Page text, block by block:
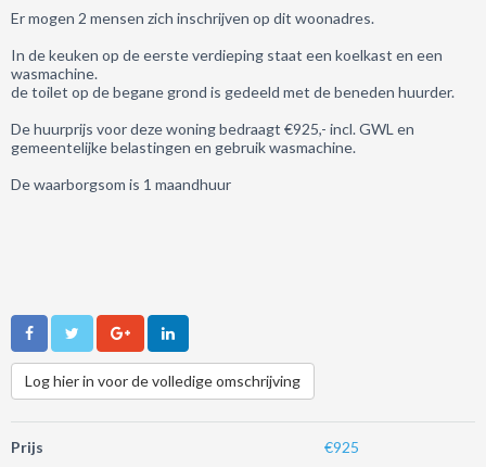
Er mogen 2 mensen zich inschrijven op dit woonadres.
In de keuken op de eerste verdieping staat een koelkast en een
wasmachine.
de toilet op de begane grond is gedeeld met de beneden huurder.
De huurprijs voor deze woning bedraagt €925,- incl. GWL en
gemeentelijke belastingen en gebruik wasmachine.
De waarborgsom is 1 maandhuur
Log hier in voor de volledige omschrijving
Prijs
€925